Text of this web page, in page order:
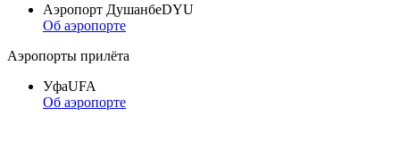
Аэропорт ДушанбеDYU
Об аэропорте
Аэропорты прилёта
УфаUFA
Об аэропорте